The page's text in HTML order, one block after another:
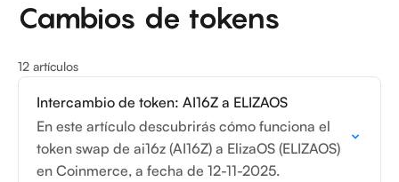
Cambios de tokens
12 artículos
Intercambio de token: AI16Z a ELIZAOS
En este artículo descubrirás cómo funciona el
token swap de ai16z (AI16Z) a ElizaOS (ELIZAOS)
en Coinmerce, a fecha de 12-11-2025.